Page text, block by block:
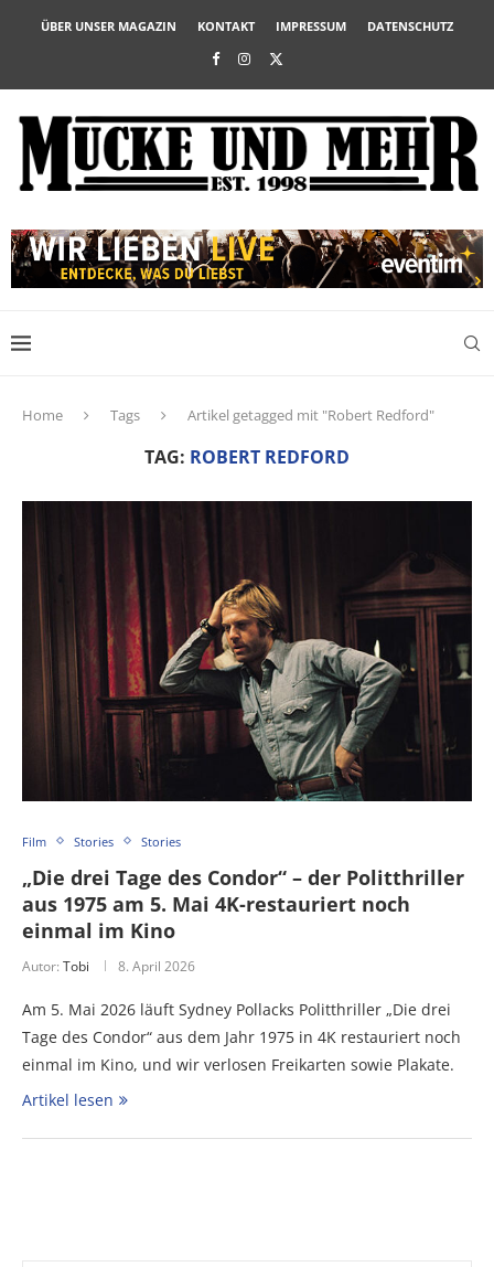
ÜBER UNSER MAGAZIN KONTAKT IMPRESSUM DATENSCHUTZ
Home Tags Artikel getagged mit "Robert Redford"
TAG: ROBERT REDFORD
Film Stories Stories
„Die drei Tage des Condor“ – der Politthriller
aus 1975 am 5. Mai 4K-restauriert noch
einmal im Kino
Autor: Tobi 8. April 2026
Am 5. Mai 2026 läuft Sydney Pollacks Politthriller „Die drei
Tage des Condor“ aus dem Jahr 1975 in 4K restauriert noch
einmal im Kino, und wir verlosen Freikarten sowie Plakate.
Artikel lesen